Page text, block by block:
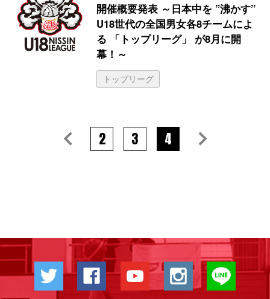
開催概要発表 ～日本中を ”沸かす”
U18世代の全国男女各8チームによ
る 「トップリーグ」 が8月に開
幕！～
トップリーグ
2 3 4